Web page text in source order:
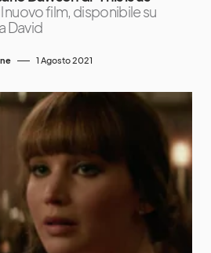
nuovo film, disponibile su
David
1 Agosto 2021